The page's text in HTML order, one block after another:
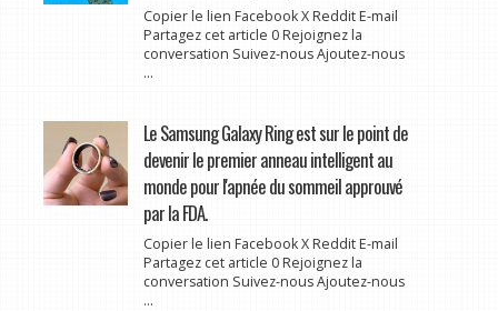
Copier le lien Facebook X Reddit E-mail
Partagez cet article 0 Rejoignez la
conversation Suivez-nous Ajoutez-nous
...
Le Samsung Galaxy Ring est sur le point de
devenir le premier anneau intelligent au
monde pour l'apnée du sommeil approuvé
par la FDA.
Copier le lien Facebook X Reddit E-mail
Partagez cet article 0 Rejoignez la
conversation Suivez-nous Ajoutez-nous
...